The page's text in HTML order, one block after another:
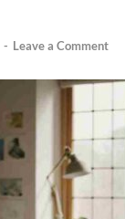
- Leave a Comment